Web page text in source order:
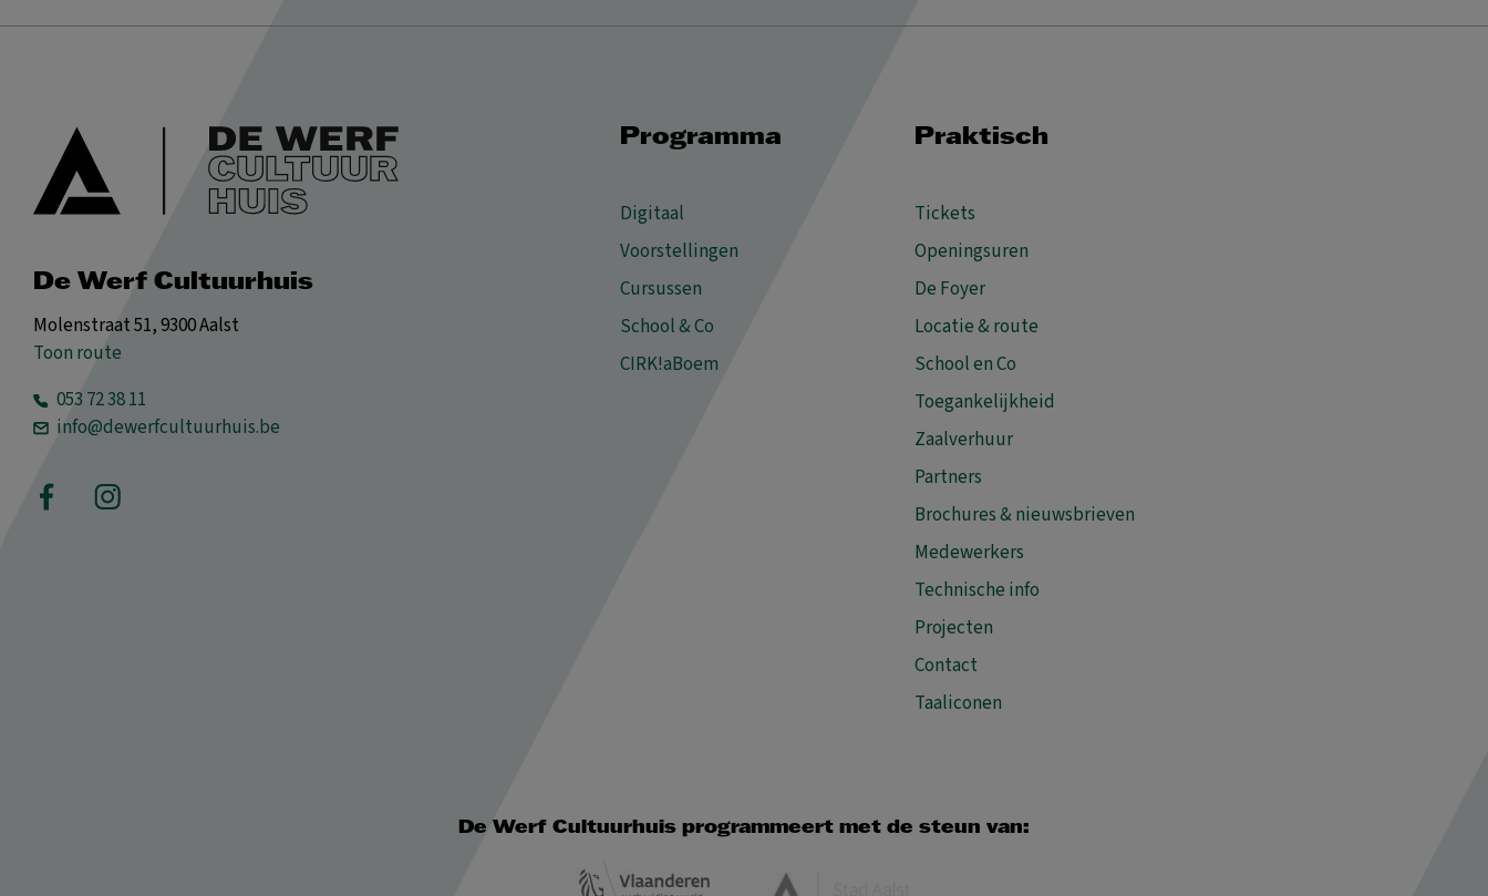
De Werf Cultuurhuis
Molenstraat 51, 9300 Aalst
Toon route
053 72 38 11
info@dewerfcultuurhuis.be
Programma
Digitaal
Voorstellingen
Cursussen
School & Co
CIRK!aBoem
Praktisch
Tickets
Openingsuren
De Foyer
Locatie & route
School en Co
Toegankelijkheid
Zaalverhuur
Partners
Brochures & nieuwsbrieven
Medewerkers
Technische info
Projecten
Contact
Taaliconen
De Werf Cultuurhuis programmeert met de steun van: